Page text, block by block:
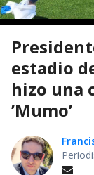
estadio
hizo una
’Mumo’